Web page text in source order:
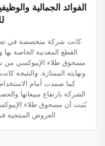
الفوائد الجمالية
كانت شركة متخصصة في
القطع المعدنية الخاصة بها
مسحوق طلاء الإيبوكسي من
ونهايته الممتازة. والنتيجة
كما صمدت أمام الاستخدام
الشركة بارتفاع مبيعاتها
يُثبت أن مسحوق طلاء
العروض المنتجية